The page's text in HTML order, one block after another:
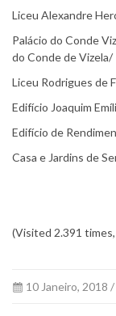
Liceu Alexandre
Palácio do Conde
do Conde de Vizela/
Liceu Rodrigues de
Edifício Joaquim
Edifício de
Casa e Jardins de
(Visited 2.391
10 Janeiro, 2018 /